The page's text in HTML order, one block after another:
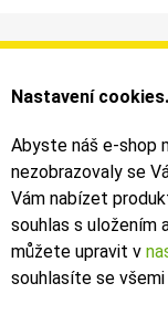
Informace
Obchodní podmínky
Bezpečné on-line
Nastavení
Abyste náš e-shop
nezobrazovaly se
Vám nabízet
souhlas s uložením
můžete upravit v
souhlasíte se